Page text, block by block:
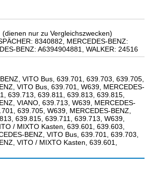
(dienen nur zu Vergleichszwecken)
8340882, MERCEDES-BENZ:
BENZ: A6394904881, WALKER: 24516
VITO Bus, 639.701, 639.703, 639.705,
VITO Bus, 639.701, W639, MERCEDES-
639.713, 639.811, 639.813, 639.815,
VIANO, 639.713, W639, MERCEDES-
639.705, W639, MERCEDES-BENZ,
639.815, 639.711, 639.713, W639,
/ MIXTO Kasten, 639.601, 639.603,
BENZ, VITO Bus, 639.701, 639.703,
VITO / MIXTO Kasten, 639.601,